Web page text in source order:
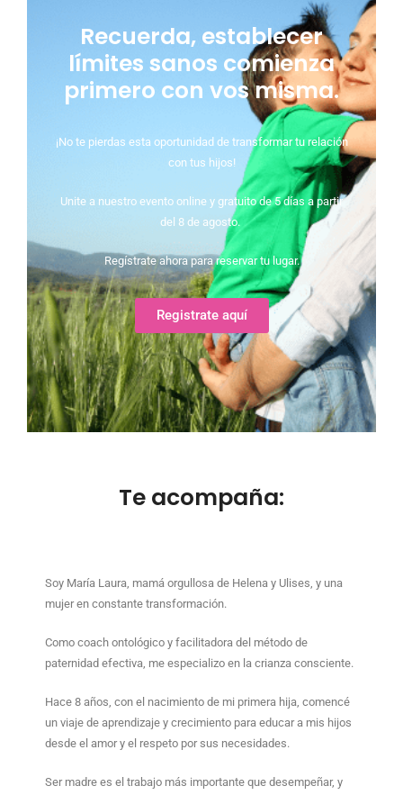
Recuerda, establecer
límites sanos comienza
primero con vos misma.
¡No te pierdas esta oportunidad de transformar tu relación
con tus hijos!
Unite a nuestro evento online y gratuito de 5 días a partir
del 8 de agosto.
Regístrate ahora para reservar tu lugar.
Registrate aquí
Te acompaña:
Soy María Laura, mamá orgullosa de Helena y Ulises, y una
mujer en constante transformación.
Como coach ontológico y facilitadora del método de
paternidad efectiva, me especializo en la crianza consciente.
Hace 8 años, con el nacimiento de mi primera hija, comencé
un viaje de aprendizaje y crecimiento para educar a mis hijos
desde el amor y el respeto por sus necesidades.
Ser madre es el trabajo más importante que desempeñar, y